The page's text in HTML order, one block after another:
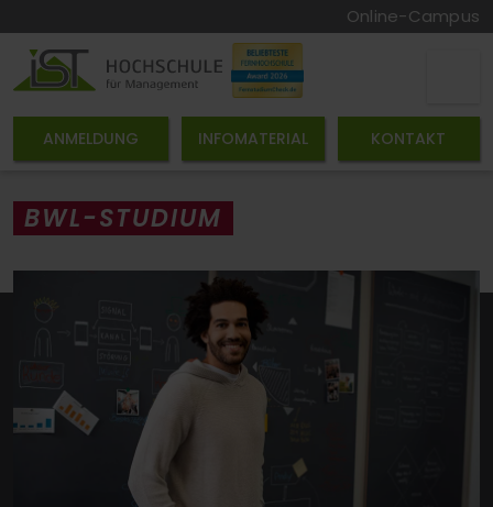
Online-Campus
ANMELDUNG INFOMATERIAL KONTAKT
BWL-STUDIUM